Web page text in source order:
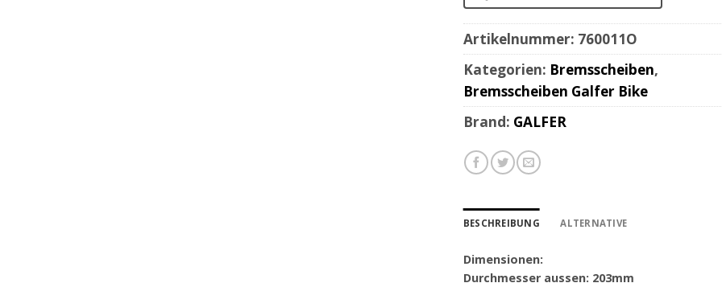
Artikelnummer: 760011O
Kategorien: Bremsscheiben,
Bremsscheiben Galfer Bike
Brand: GALFER
BESCHREIBUNG ALTERNATIVE
Dimensionen:
Durchmesser aussen: 203mm